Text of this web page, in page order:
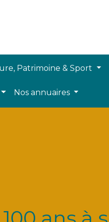
Patrimoine & Sport
Nos annuaires